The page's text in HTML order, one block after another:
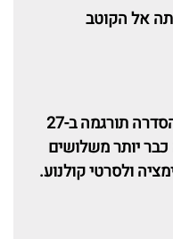
אל הקוטב
ספר נוסף בסדרת דובי הקוטב. הסדרה תורגמה ב-27
יותר משלושים
ולסרטי קולנוע.